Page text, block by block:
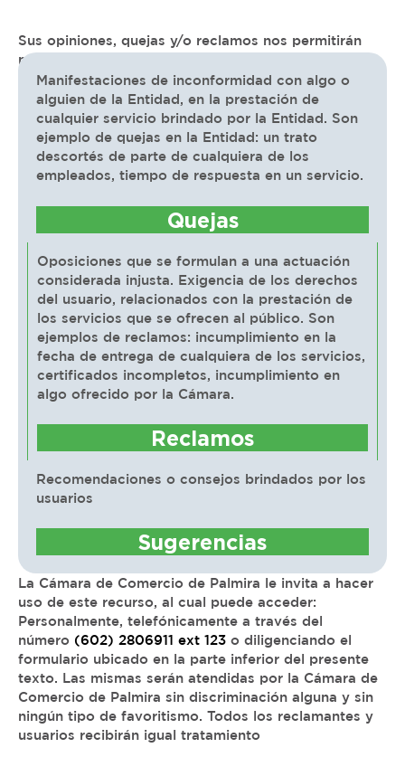
Sus opiniones, quejas y/o reclamos nos permitirán
mejorar para prestarle un mejor servicio.
Manifestaciones de inconformidad con algo o
alguien de la Entidad, en la prestación de
cualquier servicio brindado por la Entidad. Son
ejemplo de quejas en la Entidad: un trato
descortés de parte de cualquiera de los
empleados, tiempo de respuesta en un servicio.
Quejas
Oposiciones que se formulan a una actuación
considerada injusta. Exigencia de los derechos
del usuario, relacionados con la prestación de
los servicios que se ofrecen al público. Son
ejemplos de reclamos: incumplimiento en la
fecha de entrega de cualquiera de los servicios,
certificados incompletos, incumplimiento en
algo ofrecido por la Cámara.
Reclamos
Recomendaciones o consejos brindados por los
usuarios
Sugerencias
La Cámara de Comercio de Palmira le invita a hacer
uso de este recurso, al cual puede acceder:
Personalmente, telefónicamente a través del
número (602) 2806911 ext 123 o diligenciando el
formulario ubicado en la parte inferior del presente
texto. Las mismas serán atendidas por la Cámara de
Comercio de Palmira sin discriminación alguna y sin
ningún tipo de favoritismo. Todos los reclamantes y
usuarios recibirán igual tratamiento